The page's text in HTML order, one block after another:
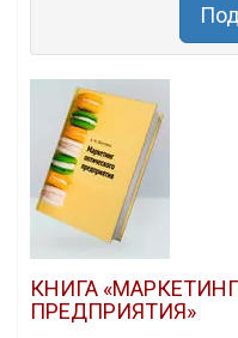
КНИГА
ПРЕДПРИЯТИЯ»